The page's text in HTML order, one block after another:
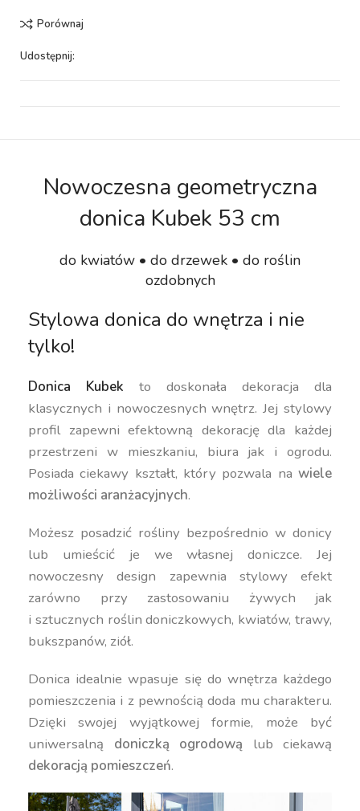
Porównaj
Udostępnij:
Nowoczesna geometryczna
donica Kubek 53 cm
do kwiatów • do drzewek • do roślin
ozdobnych
Stylowa donica do wnętrza i nie
tylko!
Donica Kubekto doskonała dekoracja dla
klasycznych i nowoczesnych wnętrz. Jej stylowy
profil zapewni efektowną dekorację dla każdej
przestrzeni w mieszkaniu, biura jak i ogrodu.
Posiada ciekawy kształt, który pozwala na wiele
możliwości aranżacyjnych.
Możesz posadzić rośliny bezpośrednio w donicy
lub umieścić je we własnej doniczce. Jej
nowoczesny design zapewnia stylowy efekt
zarówno przy zastosowaniu żywych jak
i sztucznych roślin doniczkowych, kwiatów, trawy,
bukszpanów, ziół.
Donica idealnie wpasuje się do wnętrza każdego
pomieszczenia i z pewnością doda mu charakteru.
Dzięki swojej wyjątkowej formie, może być
uniwersalną doniczką ogrodową lub ciekawą
dekoracją pomieszczeń.